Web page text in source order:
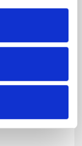
hjälper till